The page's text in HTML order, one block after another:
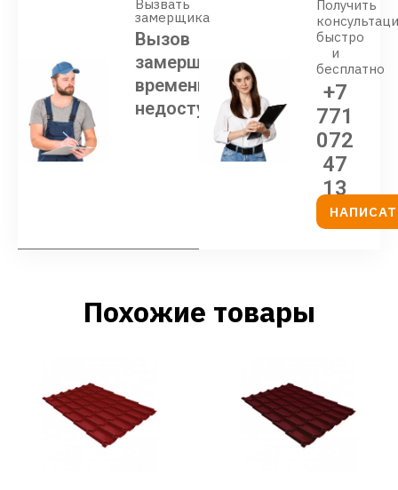
Вызвать
замерщика
Вызов
замерщика
временно
недоступен
Получить
быстро
и
бесплатно
+7
771
072
47
13
Похожие товары